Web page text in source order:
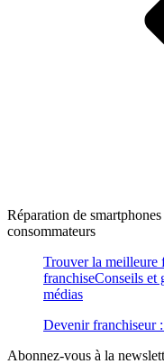
Réparation de
consommateurs
Trouver la meilleure
franchiseConseils et
médias
Devenir franchiseur
Abonnez-vous à la